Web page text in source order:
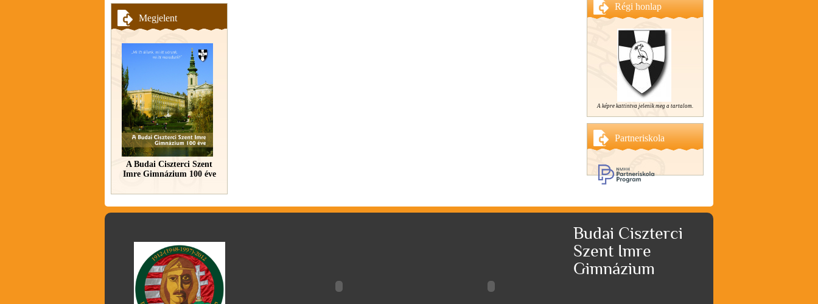
Megjelent
A Budai Ciszterci Szent
Imre Gimnázium 100 éve
Régi honlap
A képre kattintva jelenik meg a tartalom.
Partneriskola
Budai Ciszterci
Szent Imre
Gimnázium